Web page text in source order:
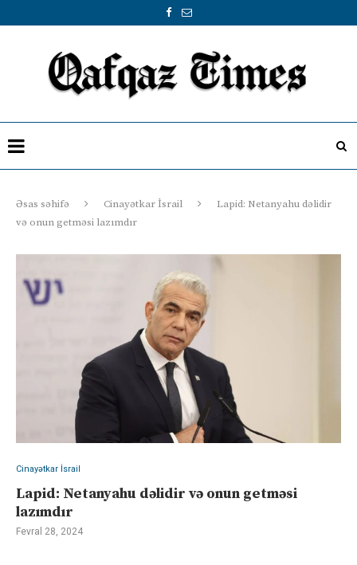
Əsas səhifə Cinayətkar İsrail
Lapid: Netanyahu dəlidir
və onun getməsi lazımdır
Cinayətkar İsrail
Lapid: Netanyahu dəlidir və onun getməsi
lazımdır
Fevral 28, 2024